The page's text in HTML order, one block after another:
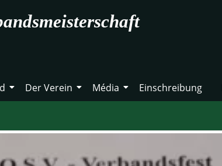
Der Verein Média Einschreibung